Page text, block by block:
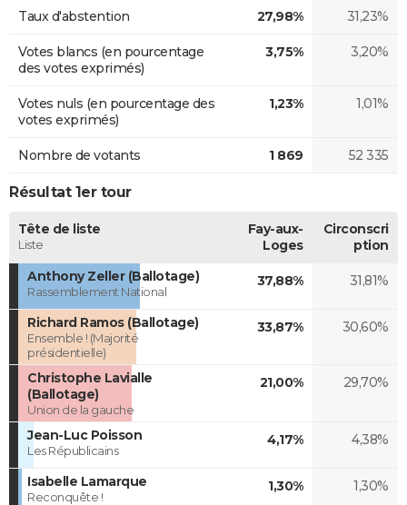
Taux d'abstention 27,98% 31,23%
Votes blancs (en pourcentage
des votes exprimés)
3,75% 3,20%
Votes nuls (en pourcentage des
votes exprimés)
1,23% 1,01%
Nombre de votants 1 869 52 335
Résultat 1er tour
Tête de liste
Liste
Fay-aux-
Loges
Circonscri
ption
Anthony Zeller (Ballotage)
Rassemblement National
37,88% 31,81%
Richard Ramos (Ballotage)
Ensemble ! (Majorité
présidentielle)
33,87% 30,60%
Christophe Lavialle
(Ballotage)
Union de la gauche
21,00% 29,70%
Jean-Luc Poisson
Les Républicains
4,17% 4,38%
Isabelle Lamarque
Reconquête !
1,30% 1,30%